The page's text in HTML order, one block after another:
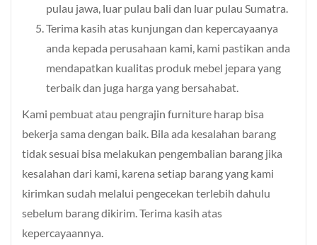
pulau jawa, luar pulau bali dan luar pulau Sumatra.
Terima kasih atas kunjungan dan kepercayaanya
anda kepada perusahaan kami, kami pastikan anda
mendapatkan kualitas produk mebel jepara yang
terbaik dan juga harga yang bersahabat.
Kami pembuat atau pengrajin furniture harap bisa
bekerja sama dengan baik. Bila ada kesalahan barang
tidak sesuai bisa melakukan pengembalian barang jika
kesalahan dari kami, karena setiap barang yang kami
kirimkan sudah melalui pengecekan terlebih dahulu
sebelum barang dikirim. Terima kasih atas
kepercayaannya.